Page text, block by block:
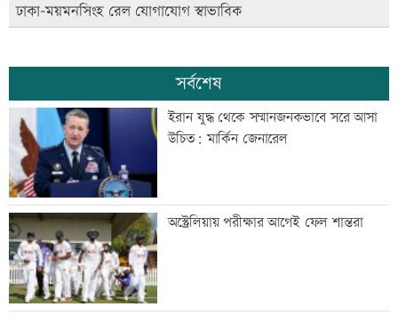
ঢাকা-ময়মনসিংহ রেল যোগাযোগ স্বাভাবিক
সর্বশেষ
ইরান যুদ্ধ থেকে সম্মানজনকভাবে সরে আসা
উচিত: মার্কিন জেনারেল
অস্ট্রেলিয়ায় পরীক্ষার আগেই ফেল শান্তরা